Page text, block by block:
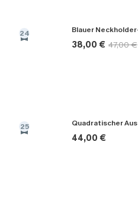
24
38,00 € 47,00 €
25
44,00 €